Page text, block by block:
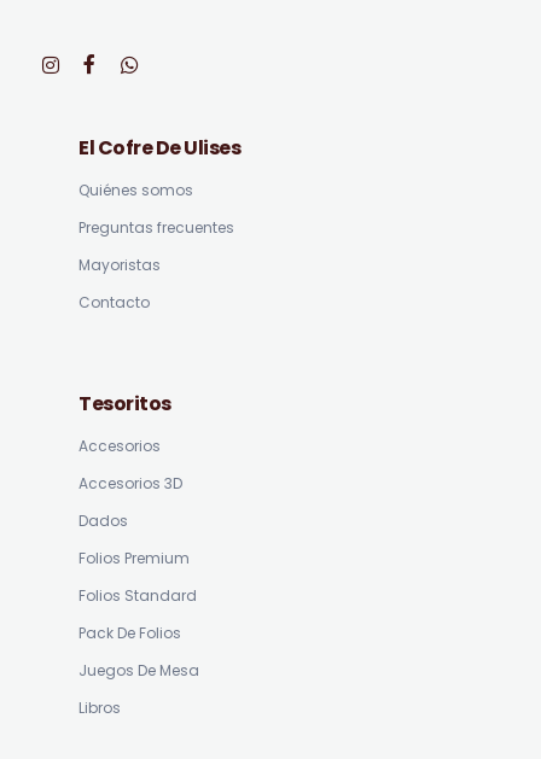
El Cofre De Ulises
Quiénes somos
Preguntas frecuentes
Mayoristas
Contacto
Tesoritos
Accesorios
Accesorios 3D
Dados
Folios Premium
Folios Standard
Pack De Folios
Juegos De Mesa
Libros